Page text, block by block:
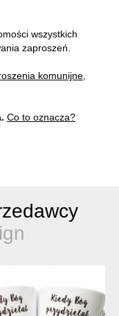
wszystkich
zaproszeń.
komunijne,
Co to oznacza?